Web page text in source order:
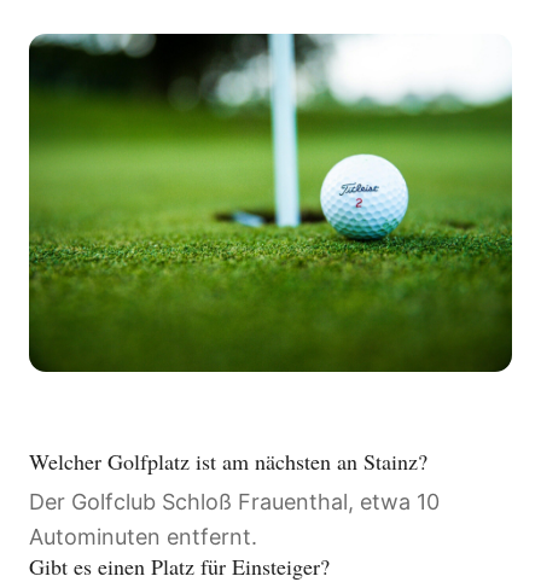
Welcher Golfplatz ist am nächsten an Stainz?
Der Golfclub Schloß Frauenthal, etwa 10
Autominuten entfernt.
Gibt es einen Platz für Einsteiger?